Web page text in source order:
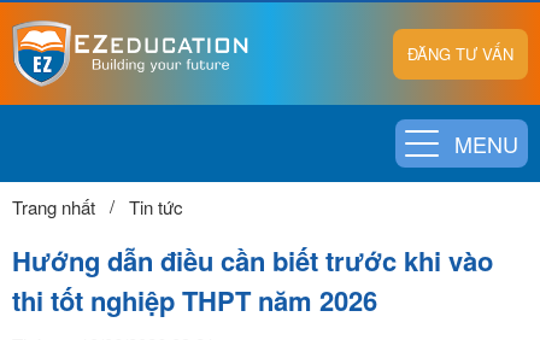
ĐĂNG TƯ VẤN
MENU
Trang nhất Tin tức
Hướng dẫn điều cần biết trước khi vào
thi tốt nghiệp THPT năm 2026